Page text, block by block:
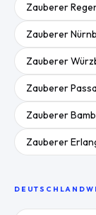
Zauberer
Zauberer
Zauberer
Zauberer
Zauberer
Zauberer